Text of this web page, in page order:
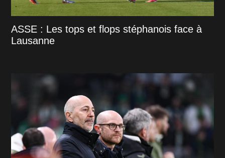
ASSE : Les tops et flops stéphanois face à
Lausanne